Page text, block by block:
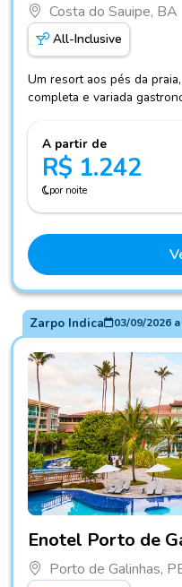
Costa do Sauipe, BA
All-Inclusive
Um resort aos pés da
completa e variada
A partir de
R$ 1.242
por noite
Zarpo Indica 03/09/2026a
Enotel Porto de
Porto de Galinhas,